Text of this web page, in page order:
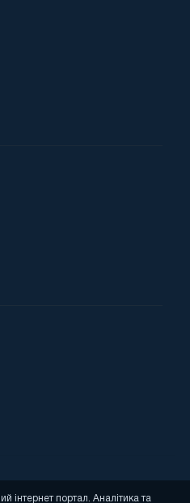
інтернет портал. Аналітика та